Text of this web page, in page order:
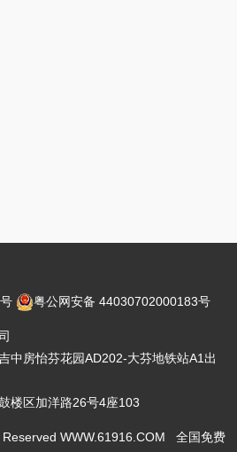
粤公网安备 44030702000183号
中房怡芬花园AD202-大芬地铁站A1出
楼区加洋路26号4座103
WWW.61916.COM 全国免费